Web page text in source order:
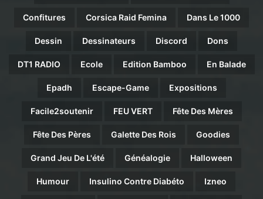
Confitures Corsica Raid Femina Dans Le 1000
Dessin Dessinateurs Discord Dons
DT1 RADIO Ecole Edition Bamboo En Balade
Epadh Escape-Game Expositions
Facile2soutenir FEU VERT Fête Des Mères
Fête Des Pères Galette Des Rois Goodies
Grand Jeu De L'été Généalogie Halloween
Humour Insulino Contre Diabéto Izneo